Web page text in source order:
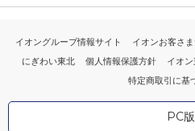
イオングループ情報サイト イオンお客さ
にぎわい東北
個人情報保護方針 イオ
特定商取引に基
PC版